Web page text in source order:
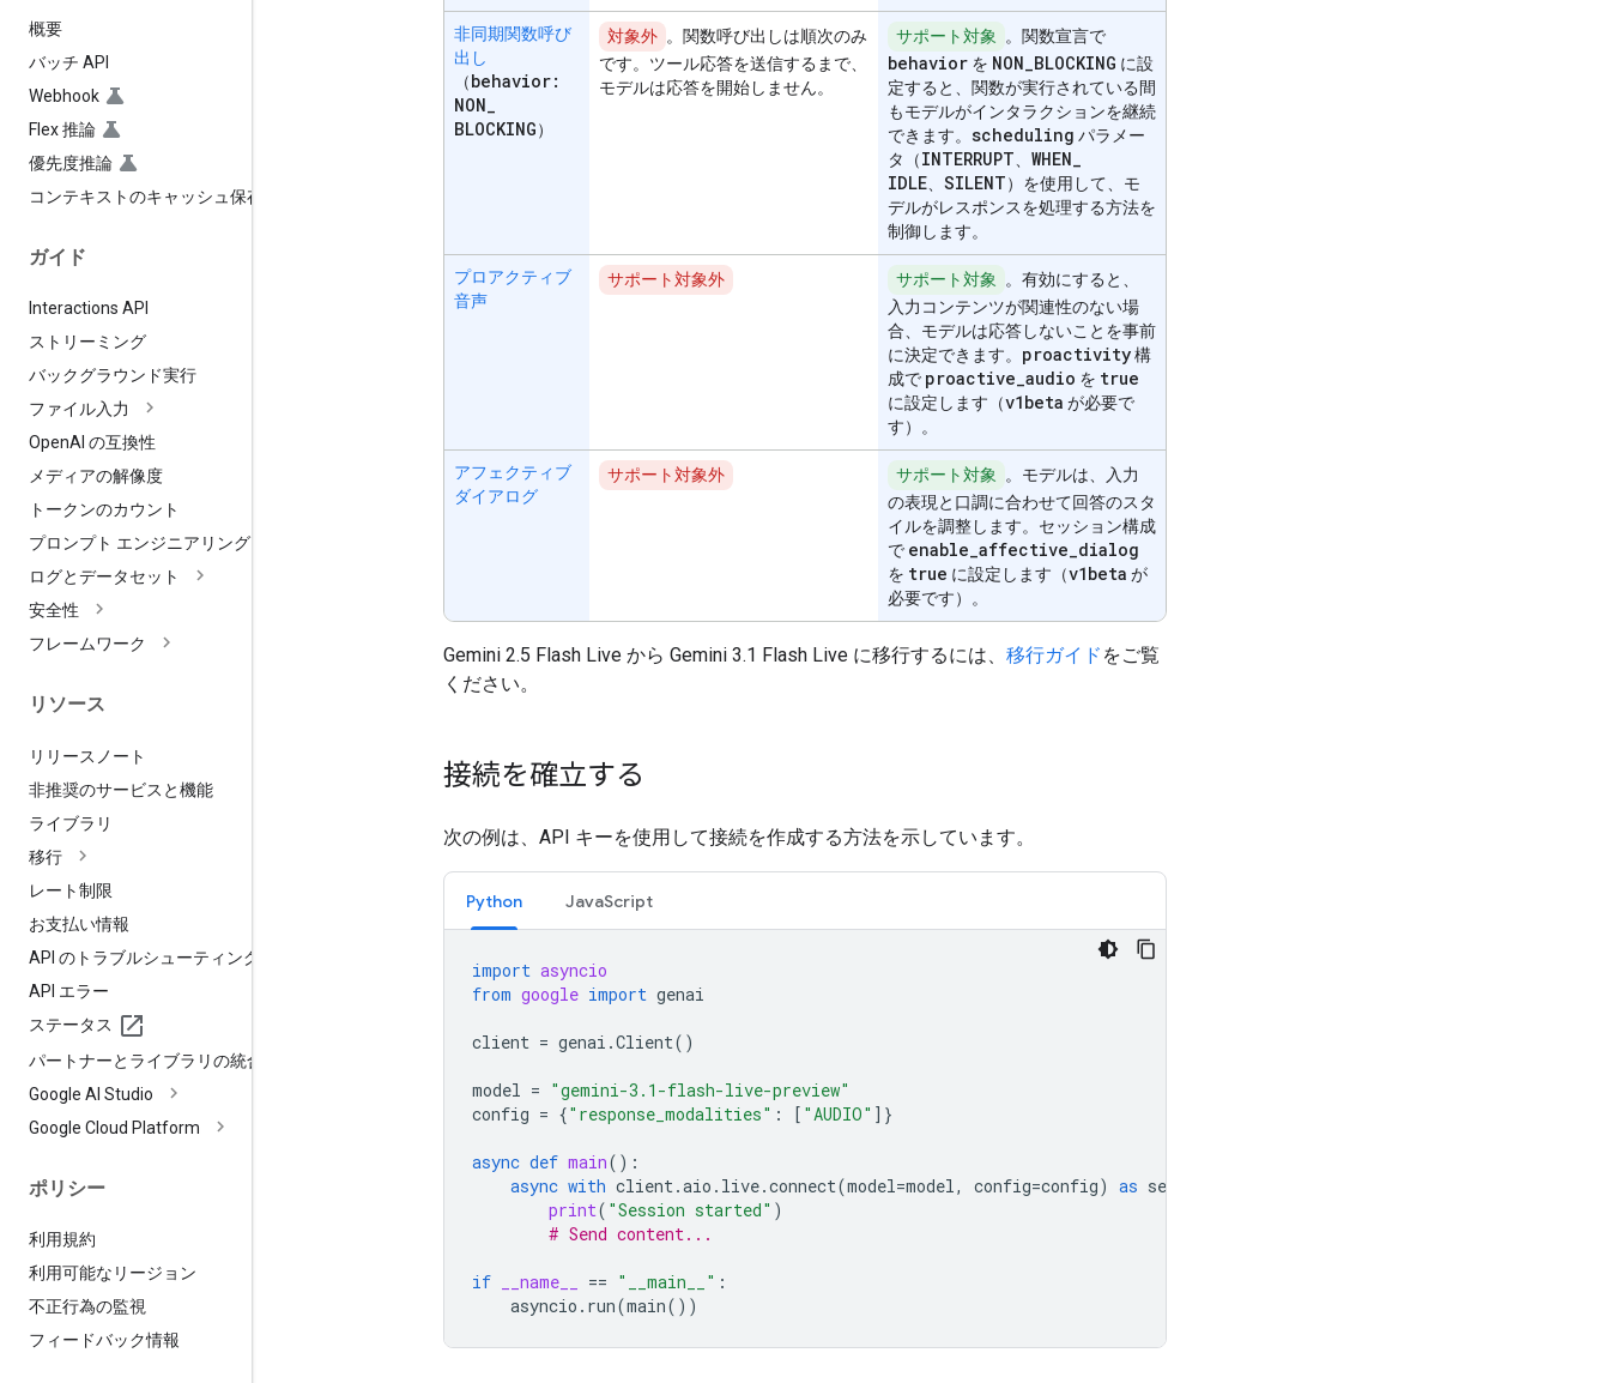
概要
バッチ API
Webhook
Flex 推論
優先度推論
コンテキストのキャッシュ保存
ガイド
Interactions API
ストリーミング
バックグラウンド実行
ファイル入力
OpenAI の互換性
メディアの解像度
トークンのカウント
プロンプト エンジニアリング
ログとデータセット
安全性
フレームワーク
リソース
リリースノート
非推奨のサービスと機能
ライブラリ
移行
レート制限
お支払い情報
API のトラブルシューティング
API エラー
ステータス
パートナーとライブラリの統合
Google AI Studio
Google Cloud Platform
ポリシー
利用規約
利用可能なリージョン
不正行為の監視
フィードバック情報
非同期関数呼び
出し
（behavior:
NON_
BLOCKING）
対象外 。関数呼び出しは順次のみ
です。ツール応答を送信するまで、
モデルは応答を開始しません。
サポート対象 。関数宣言で
behavior を NON_BLOCKING に設
定すると、関数が実行されている間
もモデルがインタラクションを継続
できます。 scheduling パラメー
タ（INTERRUPT、 WHEN_
IDLE、 SILENT）を使用して、モ
デルがレスポンスを処理する方法を
制御します。
プロアクティブ
音声
サポート対象外 サポート対象
。有効にすると、
入力コンテンツが関連性のない場
合、モデルは応答しないことを事前
に決定できます。 proactivity構
成で proactive_audio を true
に設定します（v1beta が必要で
す）。
アフェクティブ
ダイアログ
サポート対象外 サポート対象
。モデルは、入力
の表現と口調に合わせて回答のスタ
イルを調整します。セッション構成
で enable_affective_dialog
を true に設定します（v1beta が
必要です）。
Gemini 2.5 Flash Live から Gemini 3.1 Flash Live に移行するには、 移行ガイド をご覧
ください。
接続を確立する
次の例は、API キーを使用して接続を作成する方法を示しています。
Python JavaScript
import asyncio
from google import genai
client = genai .Client()
model = "gemini-3.1-flash-live-preview"
config = {"response_modalities" : [ "AUDIO" ]}
async def main():
async with client.aio . live.connect(model=model, config=config) as session
print( "Session started" )
# Send content...
if __name__ == "__main__" :
asyncio . run(main())